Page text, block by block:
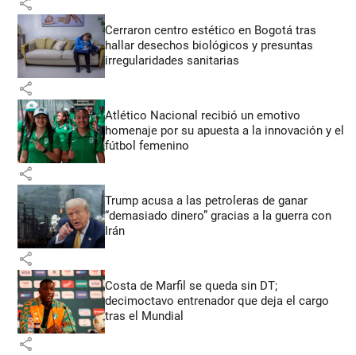
Cerraron centro estético en Bogotá tras
hallar desechos biológicos y presuntas
irregularidades sanitarias
share
Atlético Nacional recibió un emotivo
homenaje por su apuesta a la innovación y el
fútbol femenino
share
Trump acusa a las petroleras de ganar
“demasiado dinero” gracias a la guerra con
Irán
share
Costa de Marfil se queda sin DT;
decimoctavo entrenador que deja el cargo
tras el Mundial
share